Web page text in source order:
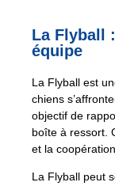
La Flyball
équipe
La Flyball est
chiens
objectif de
boîte à ressort.
et la
La Flyball peut